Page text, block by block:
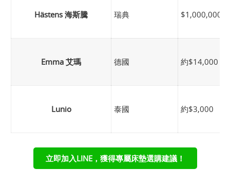
Hästens 海斯騰 瑞典 $1,000,000
Emma 艾瑪 德國 約$14,000
Lunio 泰國 約$3,000
立即加入LINE，獲得專屬床墊選購建議！